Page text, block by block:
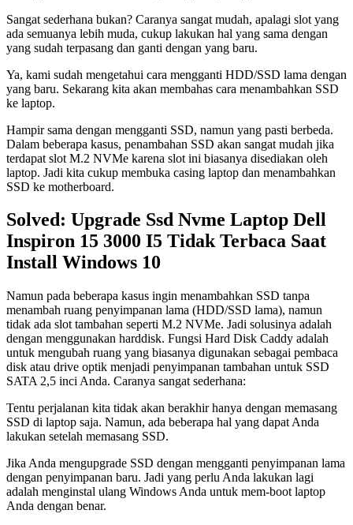
Sangat sederhana bukan? Caranya sangat mudah, apalagi slot yang
ada semuanya lebih muda, cukup lakukan hal yang sama dengan
yang sudah terpasang dan ganti dengan yang baru.
Ya, kami sudah mengetahui cara mengganti HDD/SSD lama dengan
yang baru. Sekarang kita akan membahas cara menambahkan SSD
ke laptop.
Hampir sama dengan mengganti SSD, namun yang pasti berbeda.
Dalam beberapa kasus, penambahan SSD akan sangat mudah jika
terdapat slot M.2 NVMe karena slot ini biasanya disediakan oleh
laptop. Jadi kita cukup membuka casing laptop dan menambahkan
SSD ke motherboard.
Solved: Upgrade Ssd Nvme Laptop Dell
Inspiron 15 3000 I5 Tidak Terbaca Saat
Install Windows 10
Namun pada beberapa kasus ingin menambahkan SSD tanpa
menambah ruang penyimpanan lama (HDD/SSD lama), namun
tidak ada slot tambahan seperti M.2 NVMe. Jadi solusinya adalah
dengan menggunakan harddisk. Fungsi Hard Disk Caddy adalah
untuk mengubah ruang yang biasanya digunakan sebagai pembaca
disk atau drive optik menjadi penyimpanan tambahan untuk SSD
SATA 2,5 inci Anda. Caranya sangat sederhana:
Tentu perjalanan kita tidak akan berakhir hanya dengan memasang
SSD di laptop saja. Namun, ada beberapa hal yang dapat Anda
lakukan setelah memasang SSD.
Jika Anda mengupgrade SSD dengan mengganti penyimpanan lama
dengan penyimpanan baru. Jadi yang perlu Anda lakukan lagi
adalah menginstal ulang Windows Anda untuk mem-boot laptop
Anda dengan benar.